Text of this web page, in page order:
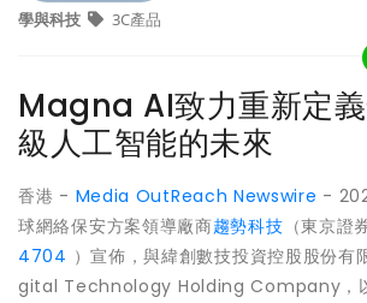
學與科技 3C產品
Magna AI致力重新定
級人工智能的未來
香港 - Media OutReach Newswire -
球網絡保安方案領導廠商趨勢科技 （東京證
4704 ）宣佈，與緯創數技投資控股股份
gital Technology Holding Company，以